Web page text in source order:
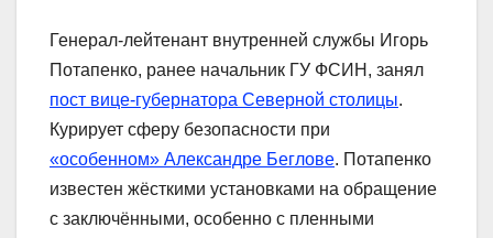
Генерал-лейтенант внутренней службы Игорь
Потапенко, ранее начальник ГУ ФСИН, занял
пост вице-губернатора Северной столицы.
Курирует сферу безопасности при
«особенном» Александре Беглове. Потапенко
известен жёсткими установками на обращение
с заключёнными, особенно с пленными